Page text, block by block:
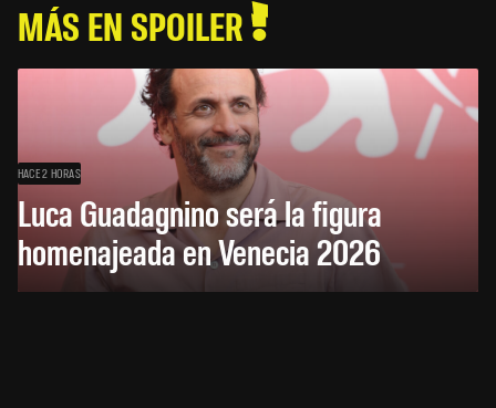
MÁS EN SPOILER
HACE 2 HORAS
Luca Guadagnino será la figura
homenajeada en Venecia 2026